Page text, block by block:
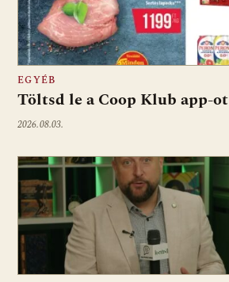
EGYÉB
Töltsd le a Coop Klub app-ot
2026.08.03.